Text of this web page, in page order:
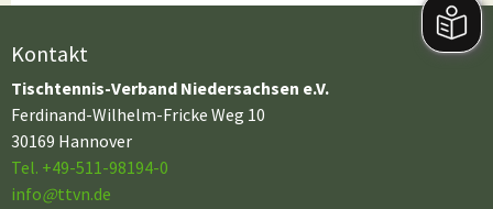
Kontakt
Tischtennis-Verband Niedersachsen e.V.
Ferdinand-Wilhelm-Fricke Weg 10
30169 Hannover
Tel. +49-511-98194-0
info@ttvn.de